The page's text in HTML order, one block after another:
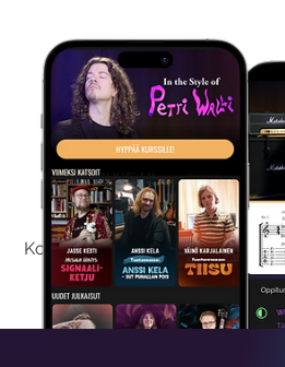
Kokeile
Kokeilemalla ilmaiseksi saat
viikon